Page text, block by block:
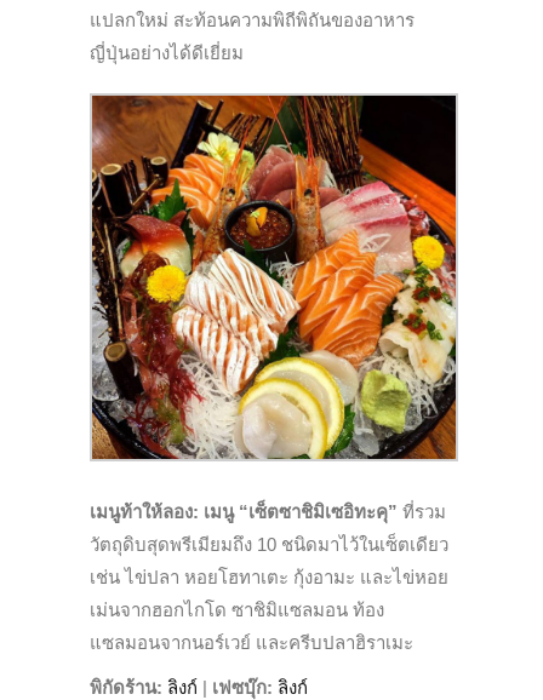
แปลกใหม่ สะท้อนความพิถีพิถันของอาหาร
ญี่ปุ่นอย่างได้ดีเยี่ยม
เมนูท้าให้ลอง: เมนู “เซ็ตซาชิมิเซอิทะคุ” ที่รวม
วัตถุดิบสุดพรีเมียมถึง 10 ชนิดมาไว้ในเซ็ตเดียว
เช่น ไข่ปลา หอยโฮทาเตะ กุ้งอามะ และไข่หอย
เม่นจากฮอกไกโด ซาชิมิแซลมอน ท้อง
แซลมอนจากนอร์เวย์ และครีบปลาฮิราเมะ
พิกัดร้าน: ลิงก์ | เฟซบุ๊ก: ลิงก์